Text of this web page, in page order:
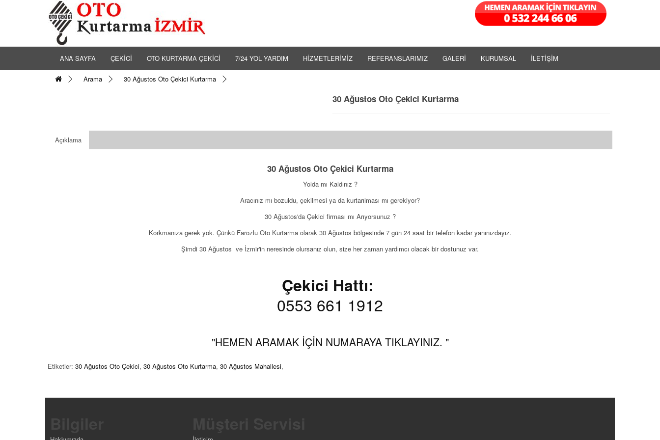
ANA SAYFA ÇEKİCİ OTO KURTARMA ÇEKİCİ 7/24 YOL YARDIM HİZMETLERİMİZ REFERANSLARIMIZ GALERİ KURUMSAL İLETİŞİM
Arama 30 Ağustos Oto Çekici Kurtarma
30 Ağustos Oto Çekici Kurtarma
Açıklama
30 Ağustos Oto Çekici Kurtarma
Yolda mı Kaldınız ?
Aracınız mı bozuldu, çekilmesi ya da kurtarılması mı gerekiyor?
30 Ağustos'da Çekici firması mı Arıyorsunuz ?
Korkmanıza gerek yok. Çünkü Farozlu Oto Kurtarma olarak 30 Ağustos bölgesinde 7 gün 24 saat bir telefon kadar yanınızdayız.
Şimdi 30 Ağustos ve İzmir'in neresinde olursanız olun, size her zaman yardımcı olacak bir dostunuz var.
Çekici Hattı:
0553 661 1912
"HEMEN ARAMAK İÇİN NUMARAYA TIKLAYINIZ. "
Etiketler: 30 Ağustos Oto Çekici, 30 Ağustos Oto Kurtarma, 30 Ağustos Mahallesi,